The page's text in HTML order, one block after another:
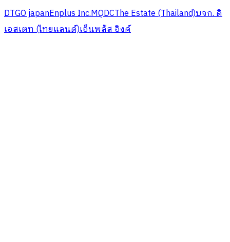
DTGO japanEnplus Inc.MQDCThe Estate (Thailand)บจก. ดิ
เอสเตท (ไทยแลนด์)เอ็นพลัส อิงค์